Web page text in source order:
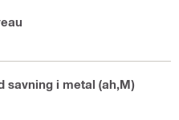
i metal (ah,M)